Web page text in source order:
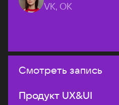
VK, ОК
Смотреть запись
Продукт UX&UI